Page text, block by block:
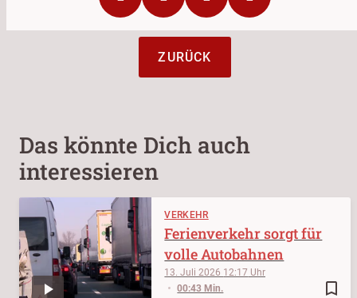
ZURÜCK
Das könnte Dich auch
interessieren
VERKEHR
bookmark_border
13. Juli 2026 12:17
00:43 Min.
Ferienverkehr sorgt für
volle Autobahnen